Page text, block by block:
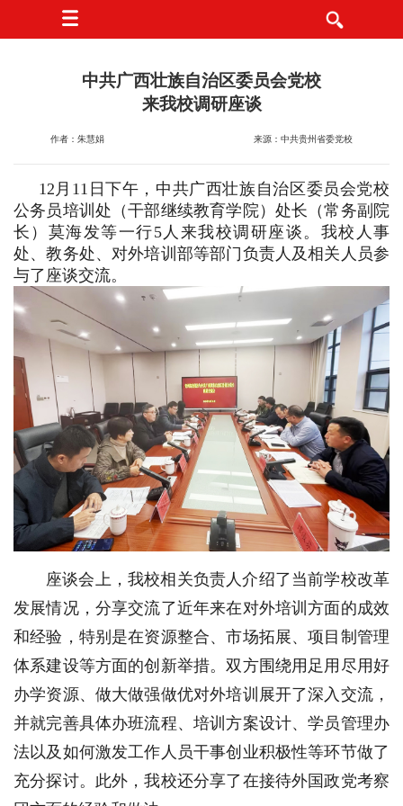
中共广西壮族自治区委员会党校
来我校调研座谈
作者：朱慧娟 来源：中共贵州省委党校
12月11日下午，中共广西壮族自治区委员会党校
公务员培训处（干部继续教育学院）处长（常务副院
长）莫海发等一行5人来我校调研座谈。我校人事
处、教务处、对外培训部等部门负责人及相关人员参
与了座谈交流。
座谈会上，我校相关负责人介绍了当前学校改革
发展情况，分享交流了近年来在对外培训方面的成效
和经验，特别是在资源整合、市场拓展、项目制管理
体系建设等方面的创新举措。双方围绕用足用尽用好
办学资源、做大做强做优对外培训展开了深入交流，
并就完善具体办班流程、培训方案设计、学员管理办
法以及如何激发工作人员干事创业积极性等环节做了
充分探讨。此外，我校还分享了在接待外国政党考察